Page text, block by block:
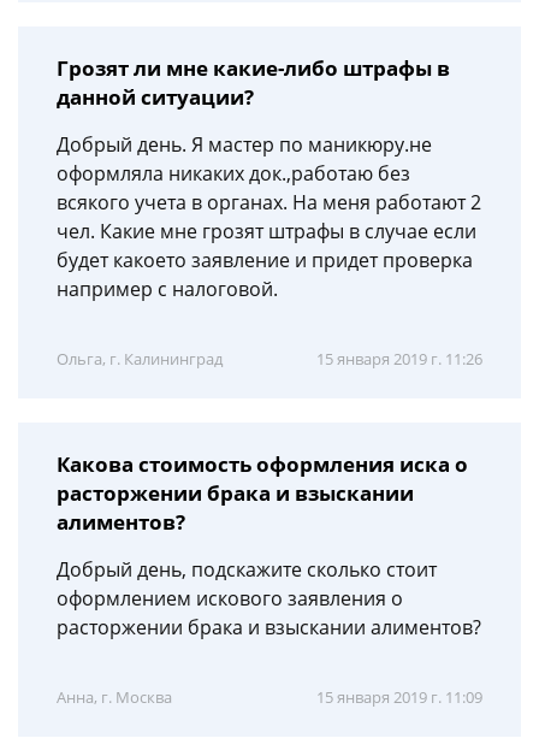
Грозят ли мне какие-либо штрафы в
данной ситуации?
Добрый день. Я мастер по маникюру.не
оформляла никаких док.,работаю без
всякого учета в органах. На меня работают 2
чел. Какие мне грозят штрафы в случае если
будет какоето заявление и придет проверка
например с налоговой.
Ольга, г. Калининград 15 января 2019 г. 11:26
Какова стоимость оформления иска о
расторжении брака и взыскании
алиментов?
Добрый день, подскажите сколько стоит
оформлением искового заявления о
расторжении брака и взыскании алиментов?
Анна, г. Москва 15 января 2019 г. 11:09